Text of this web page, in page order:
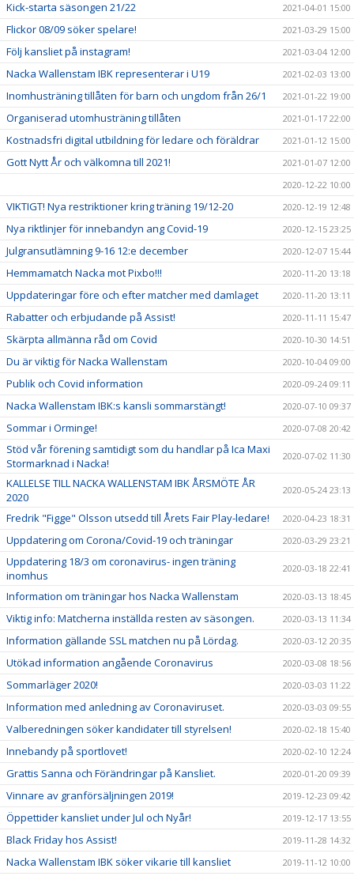
Kick-starta säsongen 21/22 2021-04-01 15:00
Flickor 08/09 söker spelare! 2021-03-29 15:00
Följ kansliet på instagram! 2021-03-04 12:00
Nacka Wallenstam IBK representerar i U19 2021-02-03 13:00
Inomhusträning tillåten för barn och ungdom från 26/1 2021-01-22 19:00
Organiserad utomhusträning tillåten 2021-01-17 22:00
Kostnadsfri digital utbildning för ledare och föräldrar 2021-01-12 15:00
Gott Nytt År och välkomna till 2021!
2021-01-07 12:00
2020-12-22 10:00
VIKTIGT! Nya restriktioner kring träning 19/12-20 2020-12-19 12:48
Nya riktlinjer för innebandyn ang Covid-19 2020-12-15 23:25
Julgransutlämning 9-16 12:e december 2020-12-07 15:44
Hemmamatch Nacka mot Pixbo!!! 2020-11-20 13:18
Uppdateringar före och efter matcher med damlaget 2020-11-20 13:11
Rabatter och erbjudande på Assist! 2020-11-11 15:47
Skärpta allmänna råd om Covid 2020-10-30 14:51
Du är viktig för Nacka Wallenstam 2020-10-04 09:00
Publik och Covid information 2020-09-24 09:11
Nacka Wallenstam IBK:s kansli sommarstängt! 2020-07-10 09:37
Sommar i Orminge! 2020-07-08 20:42
Stöd vår förening samtidigt som du handlar på Ica Maxi
Stormarknad i Nacka!
2020-07-02 11:30
KALLELSE TILL NACKA WALLENSTAM IBK ÅRSMÖTE ÅR
2020
2020-05-24 23:13
Fredrik "Figge" Olsson utsedd till Årets Fair Play-ledare! 2020-04-23 18:31
Uppdatering om Corona/Covid-19 och träningar 2020-03-29 23:21
Uppdatering 18/3 om coronavirus- ingen träning
inomhus
2020-03-18 22:41
Information om träningar hos Nacka Wallenstam 2020-03-13 18:45
Viktig info: Matcherna inställda resten av säsongen. 2020-03-13 11:34
Information gällande SSL matchen nu på Lördag. 2020-03-12 20:35
Utökad information angående Coronavirus 2020-03-08 18:56
Sommarläger 2020! 2020-03-03 11:22
Information med anledning av Coronaviruset. 2020-03-03 09:55
Valberedningen söker kandidater till styrelsen! 2020-02-18 15:40
Innebandy på sportlovet! 2020-02-10 12:24
Grattis Sanna och Förändringar på Kansliet. 2020-01-20 09:39
Vinnare av granförsäljningen 2019! 2019-12-23 09:42
Öppettider kansliet under Jul och Nyår! 2019-12-17 13:55
Black Friday hos Assist! 2019-11-28 14:32
Nacka Wallenstam IBK söker vikarie till kansliet 2019-11-12 10:00